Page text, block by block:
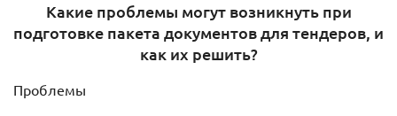
Какие проблемы могут возникнуть при
подготовке пакета документов для тендеров, и
как их решить?
Проблемы